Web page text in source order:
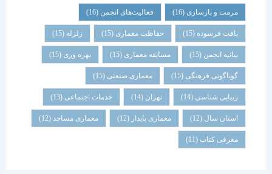
مرمت و بازسازی(16) فعالیت‌های انجمن(16)
بافت فرسوده (15) حفاظت معماری (15) زلزله
بیانیه انجمن(15) مسابقه معماری (15) بهره وری(15)
گوناگونی فرهنگی (15) معماری صنعتی(15)
زیبایی شناسی (14) تهران خدمات اجتماعی (13)
استان سال(12) معماری پایدار (12) معماری مساجد(12)
معرفی کتاب(11)